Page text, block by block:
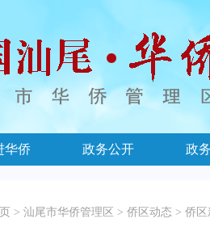
华侨 政务公开 政
> 汕尾市华侨管理区 > 侨区动态 > 侨区